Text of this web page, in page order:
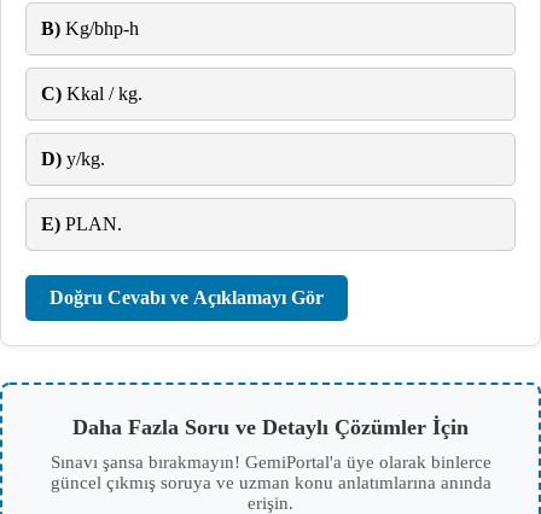
B) Kg/bhp-h
C) Kkal / kg.
D) y/kg.
E) PLAN.
Doğru Cevabı ve Açıklamayı Gör
Daha Fazla Soru ve Detaylı Çözümler İçin
Sınavı şansa bırakmayın! GemiPortal'a üye olarak binlerce
güncel çıkmış soruya ve uzman konu anlatımlarına anında
erişin.